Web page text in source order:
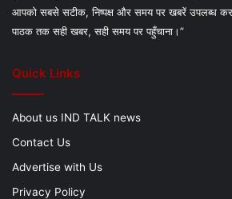
आपको सबसे सटीक, निष्पक्ष और समय पर खबरें उपलब्ध
पाठक तक सही खबर, सही समय पर पहुँचाना।”
Quick Links
About us IND TALK news
Contact Us
Advertise with Us
Privacy Policy